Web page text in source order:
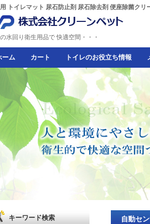
トイレマット 尿石防止剤 尿石除去剤 便座除菌ク
水回り衛生用品で 快適空間・・・
ーム カート トイレのお役立ち情報
自動セ
キーワード検索